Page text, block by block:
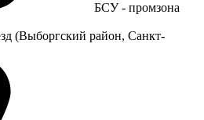
БСУ - промзона
(Выборгский район, Санкт-